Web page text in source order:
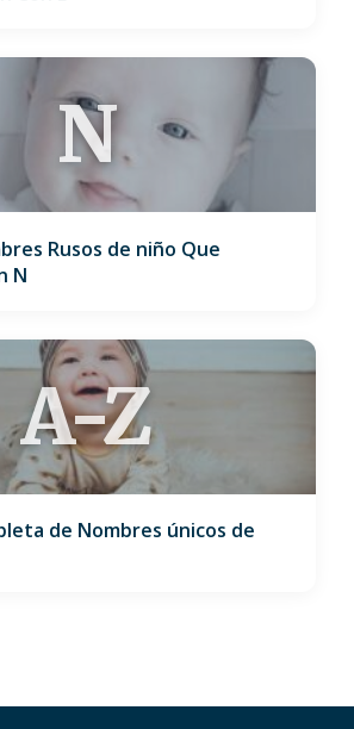
N
Rusos de niño Que
N
A-Z
de Nombres únicos de